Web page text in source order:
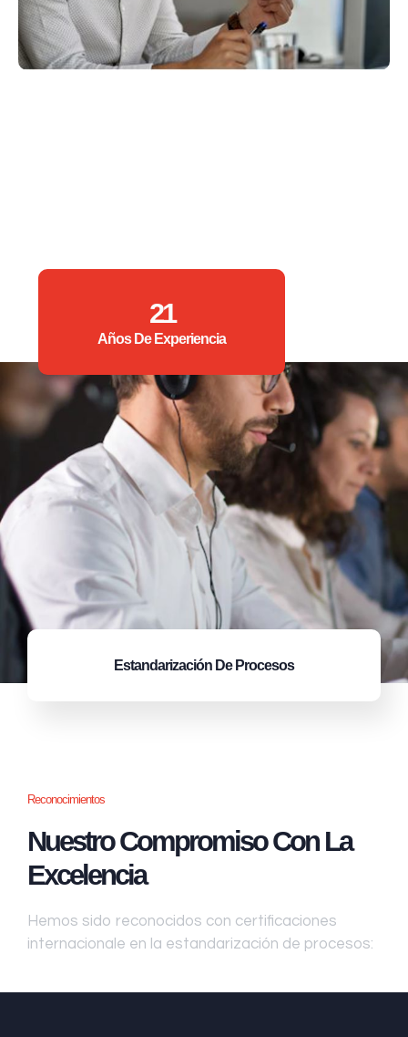
21
Años De Experiencia
Estandarización De Procesos
Reconocimientos
Nuestro Compromiso Con La
Excelencia
Hemos sido reconocidos con certificaciones
internacionale en la estandarización de procesos: